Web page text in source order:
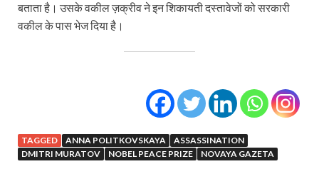
बताता है। उसके वकील ज़क्रीव ने इन शिकायती दस्तावेजों को सरकारी
वकील के पास भेज दिया है।
TAGGED ANNA POLITKOVSKAYA
ASSASSINATION
DMITRI MURATOV
NOBEL PEACE PRIZE NOVAYA GAZETA